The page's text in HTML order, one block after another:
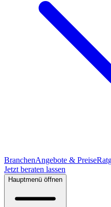
BranchenAngebote & Preise
Jetzt beraten lassen
Hauptmenü öffnen